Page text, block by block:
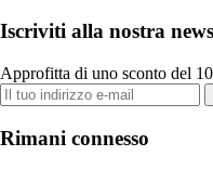
Iscriviti alla nostra
Approfitta di uno sconto del
Rimani connesso